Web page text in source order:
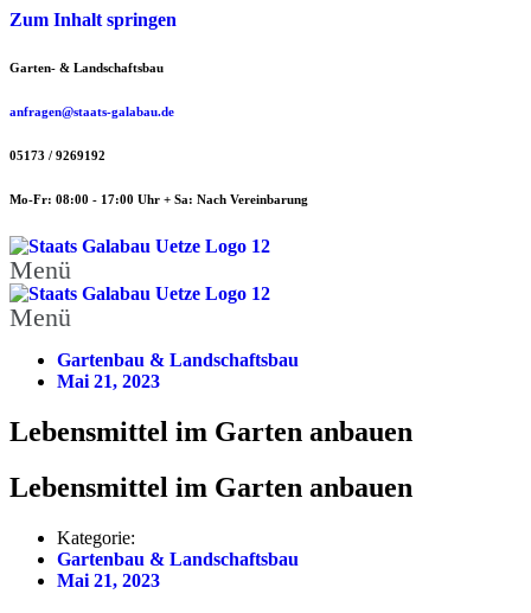
Zum Inhalt springen
Garten- & Landschaftsbau
anfragen@staats-galabau.de
05173 / 9269192
Mo-Fr: 08:00 - 17:00 Uhr + Sa: Nach Vereinbarung
Menü
Menü
Gartenbau & Landschaftsbau
Mai 21, 2023
Lebensmittel im Garten anbauen
Lebensmittel im Garten anbauen
Kategorie:
Gartenbau & Landschaftsbau
Mai 21, 2023